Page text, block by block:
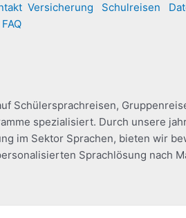
Versicherung Schulreisen
FAQ
Schülersprachreisen,
spezialisiert. Durch unsere
im Sektor Sprachen, bieten wir
Sprachlösung nach